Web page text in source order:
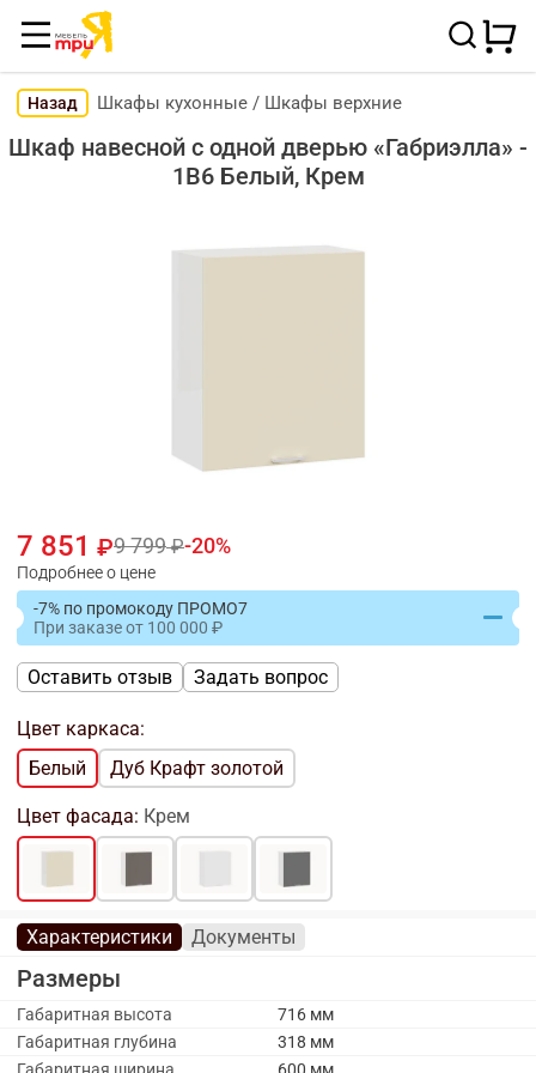
Назад Шкафы кухонные / Шкафы верхние
Шкаф навесной c одной дверью «Габриэлла» -
1В6 Белый, Крем
7 851 9 799 20
Подробнее о цене
-7% по промокоду ПРОМО7
При заказеот 100 000
Оставить отзыв Задать вопрос
Цвет каркаса:
Белый
Дуб Крафт золотой
Цвет фасада: Крем
Характеристики Документы
Размеры
Габаритная высота
716 мм
Габаритная глубина
318 мм